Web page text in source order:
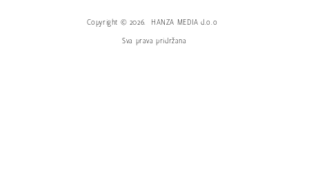
Copyright © 2026.
HANZA MEDIA d.o.o
Sva prava pridržana